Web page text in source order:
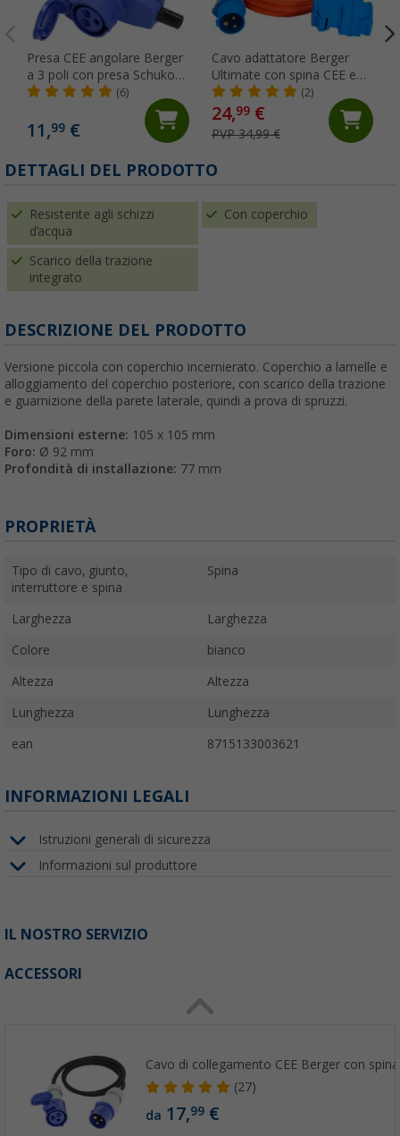
Presa CEE angolare Berger
a 3 poli con presa Schuko
integrata
(6)
11,99 €
Cavo adattatore Berger
Ultimate con spina CEE e
presa angolare CEE e
schuko incorporate 5 m
(2)
24,99€
PVP 34,99 €
DETTAGLI DEL PRODOTTO
Resistente agli schizzi
d’acqua
Con coperchio
Scarico della trazione
integrato
DESCRIZIONE DEL PRODOTTO
Versione piccola con coperchio incernierato. Coperchio a lamelle e
alloggiamento del coperchio posteriore, con scarico della trazione
e guarnizione della parete laterale, quindi a prova di spruzzi.
Dimensioni esterne: 105 x 105 mm
Foro: Ø 92 mm
Profondità di installazione: 77 mm
PROPRIETÀ
Tipo di cavo, giunto,
interruttore e spina
Spina
Larghezza Larghezza
Colore bianco
Altezza Altezza
Lunghezza Lunghezza
ean 8715133003621
INFORMAZIONI LEGALI
Istruzioni generali di sicurezza
Informazioni sul produttore
IL NOSTRO SERVIZIO
ACCESSORI
Cavo di collegamento CEE Berger con
(27)
da 17,99 €